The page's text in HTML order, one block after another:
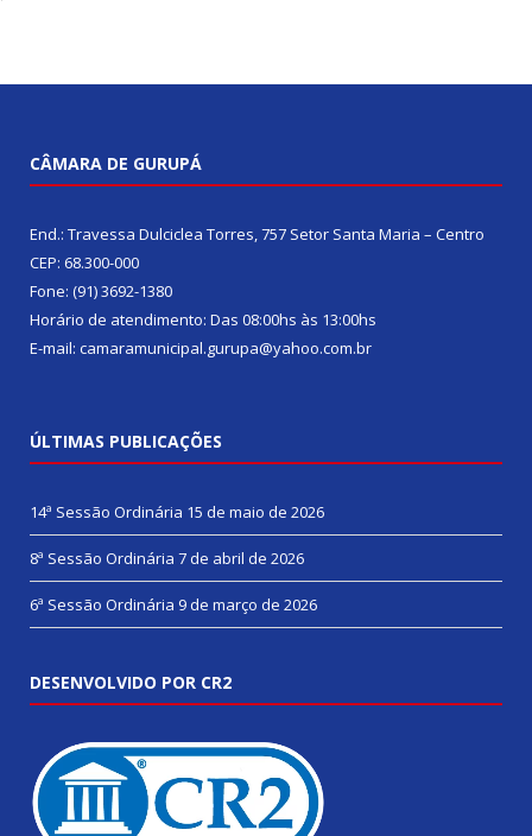
CÂMARA DE GURUPÁ
End.: Travessa Dulciclea Torres, 757 Setor Santa Maria – Centro
CEP: 68.300-000
Fone: (91) 3692-1380
Horário de atendimento: Das 08:00hs às 13:00hs
E-mail: camaramunicipal.gurupa@yahoo.com.br
ÚLTIMAS PUBLICAÇÕES
14ª Sessão Ordinária 15 de maio de 2026
8ª Sessão Ordinária 7 de abril de 2026
6ª Sessão Ordinária 9 de março de 2026
DESENVOLVIDO POR CR2